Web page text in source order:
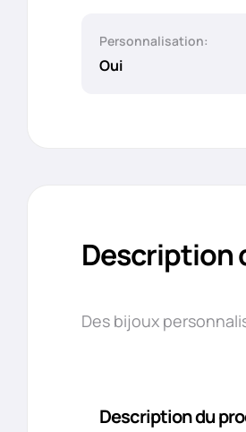
Personnalisation:
Oui
Description
Des bijoux
Description du